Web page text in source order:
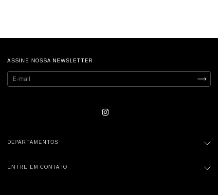
ASSINE NOSSA NEWSLETTER
DEPARTAMENTOS
ENTRE EM CONTATO